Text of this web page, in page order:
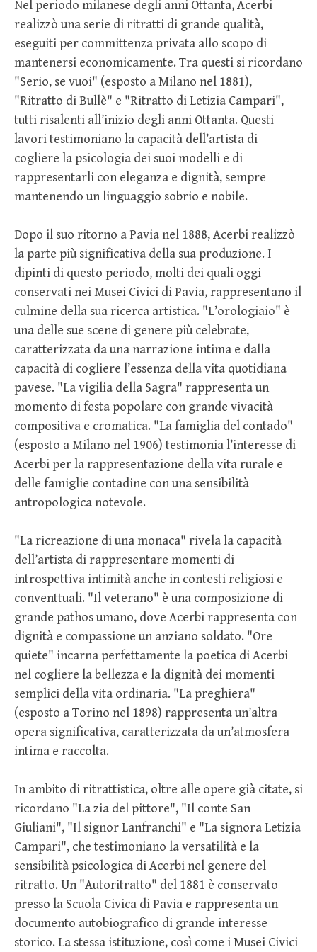
Nel periodo milanese degli anni Ottanta, Acerbi
realizzò una serie di ritratti di grande qualità,
eseguiti per committenza privata allo scopo di
mantenersi economicamente. Tra questi si ricordano
"Serio, se vuoi" (esposto a Milano nel 1881),
"Ritratto di Bullè" e "Ritratto di Letizia Campari",
tutti risalenti all’inizio degli anni Ottanta. Questi
lavori testimoniano la capacità dell’artista di
cogliere la psicologia dei suoi modelli e di
rappresentarli con eleganza e dignità, sempre
mantenendo un linguaggio sobrio e nobile.
Dopo il suo ritorno a Pavia nel 1888, Acerbi realizzò
la parte più significativa della sua produzione. I
dipinti di questo periodo, molti dei quali oggi
conservati nei Musei Civici di Pavia, rappresentano il
culmine della sua ricerca artistica. "L’orologiaio" è
una delle sue scene di genere più celebrate,
caratterizzata da una narrazione intima e dalla
capacità di cogliere l’essenza della vita quotidiana
pavese. "La vigilia della Sagra" rappresenta un
momento di festa popolare con grande vivacità
compositiva e cromatica. "La famiglia del contado"
(esposto a Milano nel 1906) testimonia l’interesse di
Acerbi per la rappresentazione della vita rurale e
delle famiglie contadine con una sensibilità
antropologica notevole.
"La ricreazione di una monaca" rivela la capacità
dell’artista di rappresentare momenti di
introspettiva intimità anche in contesti religiosi e
conventtuali. "Il veterano" è una composizione di
grande pathos umano, dove Acerbi rappresenta con
dignità e compassione un anziano soldato. "Ore
quiete" incarna perfettamente la poetica di Acerbi
nel cogliere la bellezza e la dignità dei momenti
semplici della vita ordinaria. "La preghiera"
(esposto a Torino nel 1898) rappresenta un’altra
opera significativa, caratterizzata da un’atmosfera
intima e raccolta.
In ambito di ritrattistica, oltre alle opere già citate, si
ricordano "La zia del pittore", "Il conte San
Giuliani", "Il signor Lanfranchi" e "La signora Letizia
Campari", che testimoniano la versatilità e la
sensibilità psicologica di Acerbi nel genere del
ritratto. Un "Autoritratto" del 1881 è conservato
presso la Scuola Civica di Pavia e rappresenta un
documento autobiografico di grande interesse
storico. La stessa istituzione, così come i Musei Civici